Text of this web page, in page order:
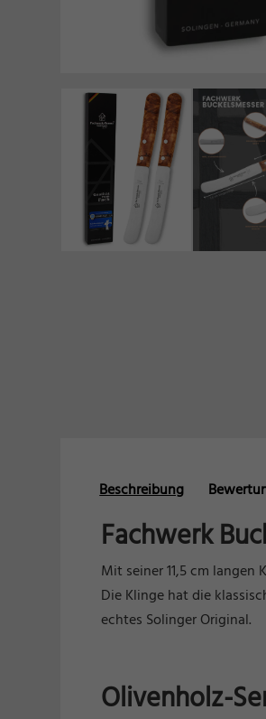
Beschreibung
Fachwerk
Mit seiner 11,5 cm
Die Klinge hat die
echtes Solinger Original.
Olivenholz-